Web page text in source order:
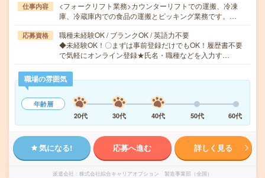
仕事内容
<フォークリフト業務>カウンターリフトでの運搬、冷凍
庫、冷蔵庫内での食品の運搬とピッキング業務です。…
応募資格
職種未経験OK / ブランクOK / 英語力不要
◆未経験OK！〇まずは事前登録だけでもOK！履歴書不要
で気軽にオンライン登録★氏名・職種などを入力す…
職場の雰囲気
年齢層
20代
30代 40代 50代 60代
気になる! 応募へ進む 詳しく見る
派遣会社 株式会社綜合キャリアオプション 製造事業部（全国）